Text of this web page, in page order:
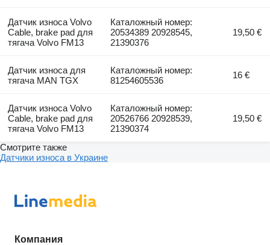
Датчик износа Volvo
Cable, brake pad для
тягача Volvo FM13
Каталожный номер:
20534389 20928545,
21390376
19,50 €
Датчик износа для
тягача MAN TGX
Каталожный номер:
81254605536
16 €
Датчик износа Volvo
Cable, brake pad для
тягача Volvo FM13
Каталожный номер:
20526766 20928539,
21390374
19,50 €
Смотрите также
Датчики износа в Украине
Компания